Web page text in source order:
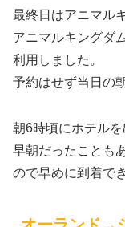
最終日はアニマル
アニマルキングダ
利用しました。
予約はせず当日の
朝6時頃にホテルを
早朝だったことも
ので早めに到着で